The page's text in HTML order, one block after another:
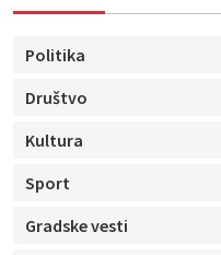
Politika
Društvo
Kultura
Sport
Gradske vesti